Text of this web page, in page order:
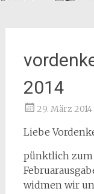
2014
29. März 2014
Liebe
pünktlich
widmen wir